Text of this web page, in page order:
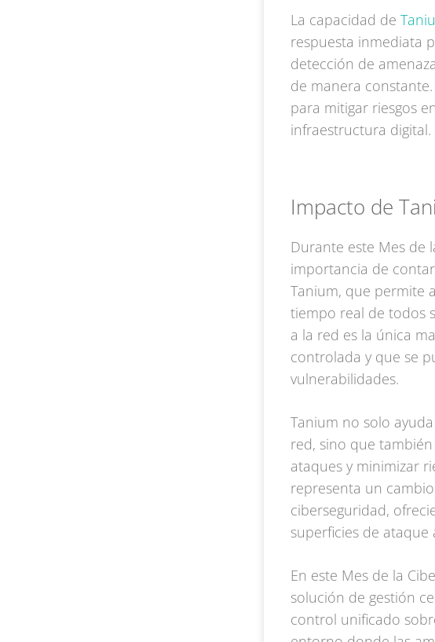
La capacidad de
respuesta inmediata
detección de
de manera
para mitigar riesgos
infraestructura digital.
Impacto de
Durante este Mes de
importancia de
Tanium, que permite
tiempo real de todos
a la red es la única
controlada y que se
vulnerabilidades.
Tanium no solo
red, sino que
ataques y minimizar
representa un
ciberseguridad,
superficies de
En este Mes de la
solución de gestión
control unificado